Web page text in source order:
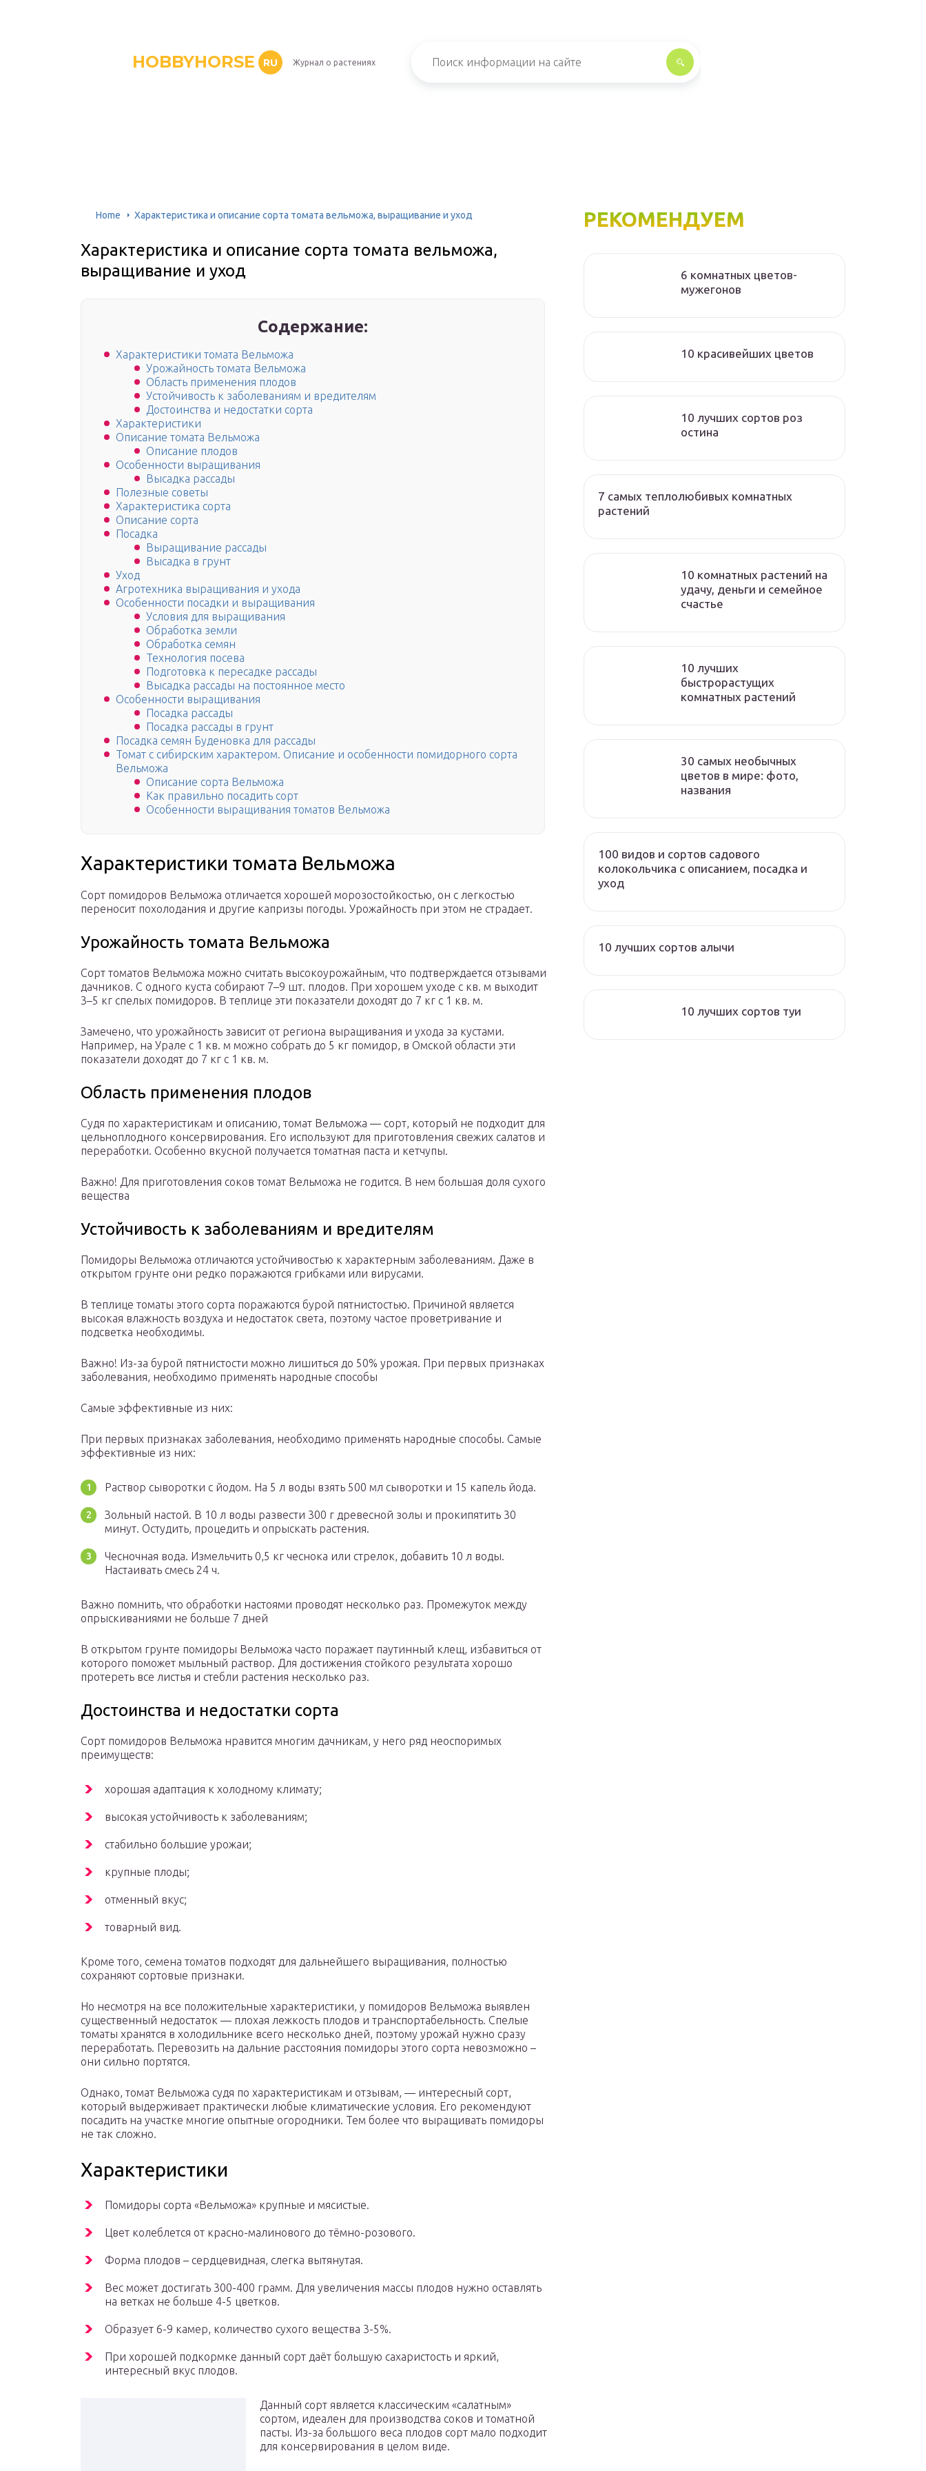
HOBBYHORSE RU Журнал о растениях
Home Характеристика и описание сорта томата вельможа, выращивание и уход
Характеристика и описание сорта томата вельможа,
выращивание и уход
Содержание:
Характеристики томата Вельможа
Урожайность томата Вельможа
Область применения плодов
Устойчивость к заболеваниям и вредителям
Достоинства и недостатки сорта
Характеристики
Описание томата Вельможа
Описание плодов
Особенности выращивания
Высадка рассады
Полезные советы
Характеристика сорта
Описание сорта
Посадка
Выращивание рассады
Высадка в грунт
Уход
Агротехника выращивания и ухода
Особенности посадки и выращивания
Условия для выращивания
Обработка земли
Обработка семян
Технология посева
Подготовка к пересадке рассады
Высадка рассады на постоянное место
Особенности выращивания
Посадка рассады
Посадка рассады в грунт
Посадка семян Буденовка для рассады
Томат с сибирским характером. Описание и особенности помидорного сорта
Вельможа
Описание сорта Вельможа
Как правильно посадить сорт
Особенности выращивания томатов Вельможа
Характеристики томата Вельможа
Сорт помидоров Вельможа отличается хорошей морозостойкостью, он с легкостью
переносит похолодания и другие капризы погоды. Урожайность при этом не страдает.
Урожайность томата Вельможа
Сорт томатов Вельможа можно считать высокоурожайным, что подтверждается отзывами
дачников. С одного куста собирают 7–9 шт. плодов. При хорошем уходе с кв. м выходит
3–5 кг спелых помидоров. В теплице эти показатели доходят до 7 кг с 1 кв. м.
Замечено, что урожайность зависит от региона выращивания и ухода за кустами.
Например, на Урале с 1 кв. м можно собрать до 5 кг помидор, в Омской области эти
показатели доходят до 7 кг с 1 кв. м.
Область применения плодов
Судя по характеристикам и описанию, томат Вельможа — сорт, который не подходит для
цельноплодного консервирования. Его используют для приготовления свежих салатов и
переработки. Особенно вкусной получается томатная паста и кетчупы.
Важно! Для приготовления соков томат Вельможа не годится. В нем большая доля сухого
вещества
Устойчивость к заболеваниям и вредителям
Помидоры Вельможа отличаются устойчивостью к характерным заболеваниям. Даже в
открытом грунте они редко поражаются грибками или вирусами.
В теплице томаты этого сорта поражаются бурой пятнистостью. Причиной является
высокая влажность воздуха и недостаток света, поэтому частое проветривание и
подсветка необходимы.
Важно! Из-за бурой пятнистости можно лишиться до 50% урожая. При первых признаках
заболевания, необходимо применять народные способы
Самые эффективные из них:
При первых признаках заболевания, необходимо применять народные способы. Самые
эффективные из них:
Раствор сыворотки с йодом. На 5 л воды взять 500 мл сыворотки и 15 капель йода.
Зольный настой. В 10 л воды развести 300 г древесной золы и прокипятить 30
минут. Остудить, процедить и опрыскать растения.
Чесночная вода. Измельчить 0,5 кг чеснока или стрелок, добавить 10 л воды.
Настаивать смесь 24 ч.
Важно помнить, что обработки настоями проводят несколько раз. Промежуток между
опрыскиваниями не больше 7 дней
В открытом грунте помидоры Вельможа часто поражает паутинный клещ, избавиться от
которого поможет мыльный раствор. Для достижения стойкого результата хорошо
протереть все листья и стебли растения несколько раз.
Достоинства и недостатки сорта
Сорт помидоров Вельможа нравится многим дачникам, у него ряд неоспоримых
преимуществ:
хорошая адаптация к холодному климату;
высокая устойчивость к заболеваниям;
стабильно большие урожаи;
крупные плоды;
отменный вкус;
товарный вид.
Кроме того, семена томатов подходят для дальнейшего выращивания, полностью
сохраняют сортовые признаки.
Но несмотря на все положительные характеристики, у помидоров Вельможа выявлен
существенный недостаток — плохая лежкость плодов и транспортабельность. Спелые
томаты хранятся в холодильнике всего несколько дней, поэтому урожай нужно сразу
переработать. Перевозить на дальние расстояния помидоры этого сорта невозможно –
они сильно портятся.
Однако, томат Вельможа судя по характеристикам и отзывам, — интересный сорт,
который выдерживает практически любые климатические условия. Его рекомендуют
посадить на участке многие опытные огородники. Тем более что выращивать помидоры
не так сложно.
Характеристики
Помидоры сорта «Вельможа» крупные и мясистые.
Цвет колеблется от красно-малинового до тёмно-розового.
Форма плодов – сердцевидная, слегка вытянутая.
Вес может достигать 300-400 грамм. Для увеличения массы плодов нужно оставлять
на ветках не больше 4-5 цветков.
Образует 6-9 камер, количество сухого вещества 3-5%.
При хорошей подкормке данный сорт даёт большую сахаристость и яркий,
интересный вкус плодов.
Данный сорт является классическим «салатным»
сортом, идеален для производства соков и томатной
пасты. Из-за большого веса плодов сорт мало подходит
для консервирования в целом виде.
РЕКОМЕНДУЕМ
6 комнатных цветов-
мужегонов
10 красивейших цветов
10 лучших сортов роз
остина
7 самых теплолюбивых комнатных
растений
10 комнатных растений на
удачу, деньги и семейное
счастье
10 лучших
быстрорастущих
комнатных растений
30 самых необычных
цветов в мире: фото,
названия
100 видов и сортов садового
колокольчика с описанием, посадка и
уход
10 лучших сортов алычи
10 лучших сортов туи